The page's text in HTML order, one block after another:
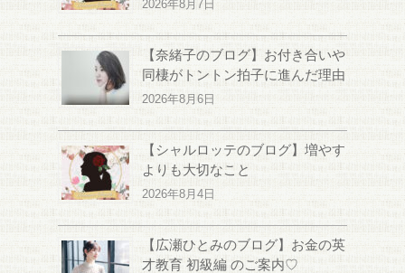
2026年8月7日
【奈緒子のブログ】お付き合いや
同棲がトントン拍子に進んだ理由
2026年8月6日
【シャルロッテのブログ】増やす
よりも大切なこと
2026年8月4日
【広瀬ひとみのブログ】お金の英
才教育 初級編 のご案内♡